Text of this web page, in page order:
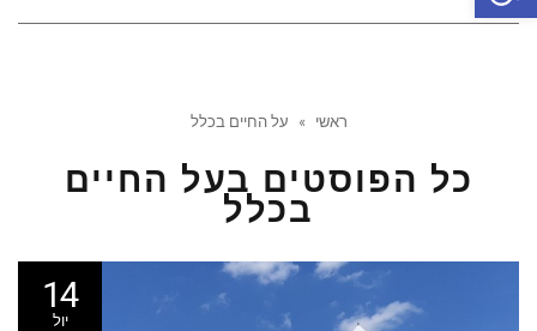
ראשי » על החיים בכלל
כל הפוסטים בעל החיים
בכלל
14
יול